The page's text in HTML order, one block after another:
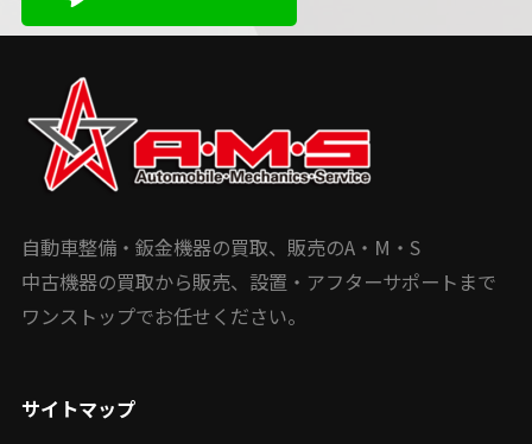
自動車整備・鈑金機器の買取、販売のA・M・S
中古機器の買取から販売、設置・アフターサポートまで
ワンストップでお任せください。
サイトマップ